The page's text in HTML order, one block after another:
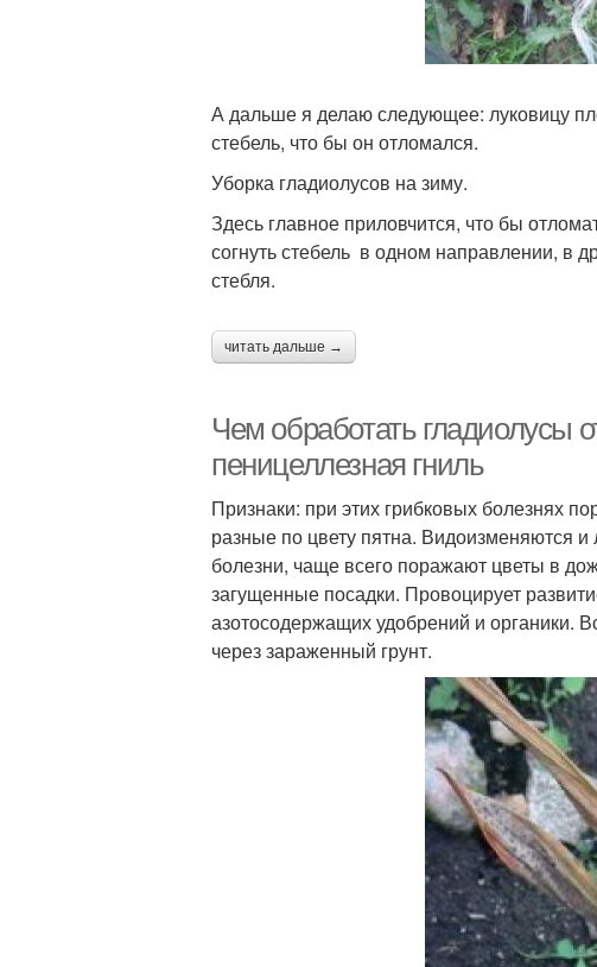
А дальше я делаю следующее: луковицу
стебель, что бы он отломался.
Уборка гладиолусов на зиму.
Здесь главное приловчится, что бы
согнуть стебель в одном направлении, в
стебля.
читать дальше →
Чем обработать гладиолусы
пеницеллезная гниль
Признаки: при этих грибковых болезнях
разные по цвету пятна. Видоизменяются
болезни, чаще всего поражают цветы в
загущенные посадки. Провоцирует
азотосодержащих удобрений и органики.
через зараженный грунт.